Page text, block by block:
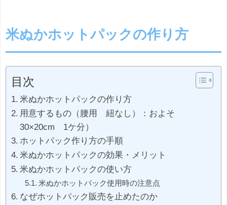
米ぬかホットパックの作り方
目次
米ぬかホットパックの作り方
用意するもの（腰用 紐なし）：およそ
30×20cm 1ケ分）
ホットパック作り方の手順
米ぬかホットパックの効果・メリット
米ぬかホットパックの使い方
米ぬかホットパック使用時の注意点
なぜホットパック販売を止めたのか